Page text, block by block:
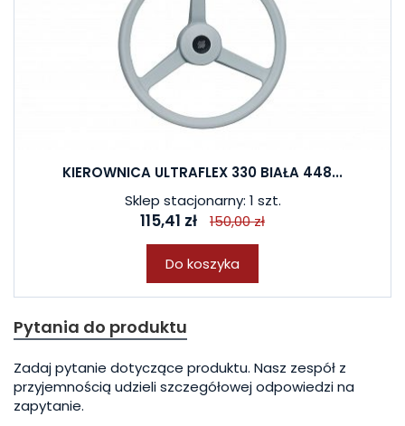
KIEROWNICA ULTRAFLEX 330 BIAŁA 448...
Sklep stacjonarny: 1 szt.
115,41 zł 150,00 zł
Do koszyka
Pytania do produktu
Zadaj pytanie dotyczące produktu. Nasz zespół z
przyjemnością udzieli szczegółowej odpowiedzi na
zapytanie.